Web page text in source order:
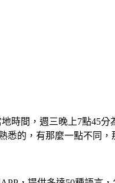
時間，週三晚上7點45
的，有那麼一點不同